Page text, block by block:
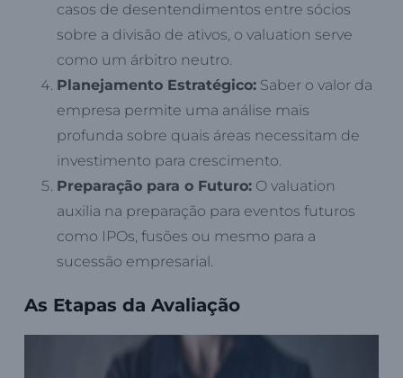
casos de desentendimentos entre sócios
sobre a divisão de ativos, o valuation serve
como um árbitro neutro.
Planejamento Estratégico: Saber o valor da
empresa permite uma análise mais
profunda sobre quais áreas necessitam de
investimento para crescimento.
Preparação para o Futuro: O valuation
auxilia na preparação para eventos futuros
como IPOs, fusões ou mesmo para a
sucessão empresarial.
As Etapas da Avaliação